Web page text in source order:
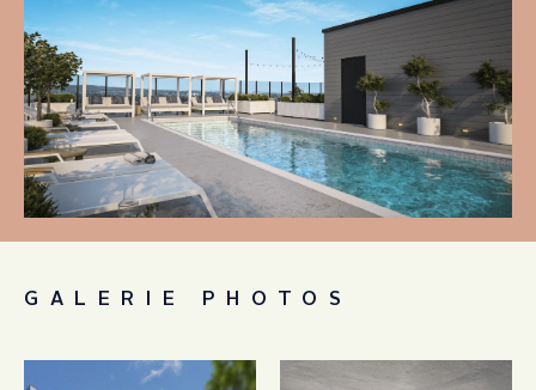
GALERIE PHOTOS